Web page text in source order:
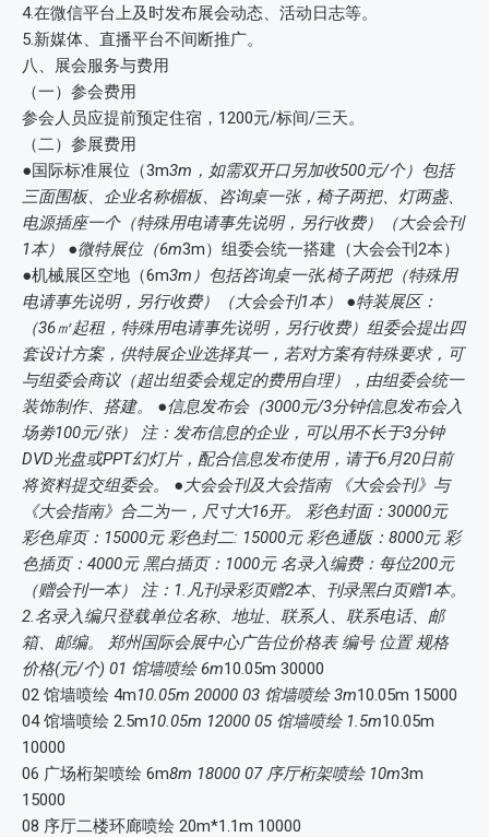
4.在微信平台上及时发布展会动态、活动日志等。
5.新媒体、直播平台不间断推广。
八、展会服务与费用
（一）参会费用
参会人员应提前预定住宿，1200元/标间/三天。
（二）参展费用
●国际标准展位（3m3m，如需双开口另加收500元/个）包括
三面围板、企业名称楣板、咨询桌一张，椅子两把、灯两盏、
电源插座一个（特殊用电请事先说明，另行收费）（大会会刊
1本） ●微特展位（6m3m）组委会统一搭建（大会会刊2本）
●机械展区空地（6m3m）包括咨询桌一张,椅子两把（特殊用
电请事先说明，另行收费）（大会会刊1本） ●特装展区：
（36㎡起租，特殊用电请事先说明，另行收费）组委会提出四
套设计方案，供特展企业选择其一，若对方案有特殊要求，可
与组委会商议（超出组委会规定的费用自理），由组委会统一
装饰制作、搭建。 ●信息发布会（3000元/3分钟信息发布会入
场劵100元/张） 注：发布信息的企业，可以用不长于3分钟
DVD光盘或PPT幻灯片，配合信息发布使用，请于6月20日前
将资料提交组委会。 ●大会会刊及大会指南 《大会会刊》与
《大会指南》合二为一，尺寸大16开。 彩色封面：30000元
彩色扉页：15000元 彩色封二: 15000元 彩色通版：8000元 彩
色插页：4000元 黑白插页：1000元 名录入编费：每位200元
（赠会刊一本） 注：1.凡刊录彩页赠2本、刊录黑白页赠1本。
2.名录入编只登载单位名称、地址、联系人、联系电话、邮
箱、邮编。 郑州国际会展中心广告位价格表 编号 位置 规格
价格(元/个) 01 馆墙喷绘 6m10.05m 30000
02 馆墙喷绘 4m10.05m 20000 03 馆墙喷绘 3m10.05m 15000
04 馆墙喷绘 2.5m10.05m 12000 05 馆墙喷绘 1.5m10.05m
10000
06 广场桁架喷绘 6m8m 18000 07 序厅桁架喷绘 10m3m
15000
08 序厅二楼环廊喷绘 20m*1.1m 10000